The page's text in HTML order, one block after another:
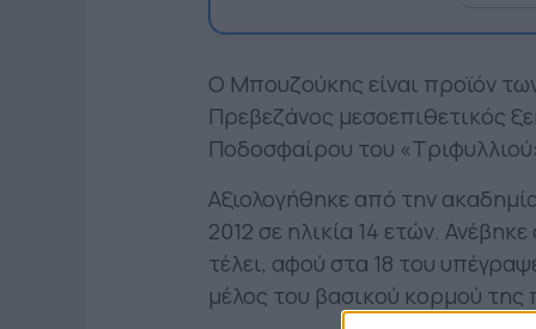
Ο Μπουζούκης είναι προϊόν
Πρεβεζάνος μεσοεπιθετικός
Ποδοσφαίρου του
Αξιολογήθηκε από την
2012 σε ηλικία 14 ετών.
τέλει, αφού στα 18 του
μέλος του βασικού κορμού